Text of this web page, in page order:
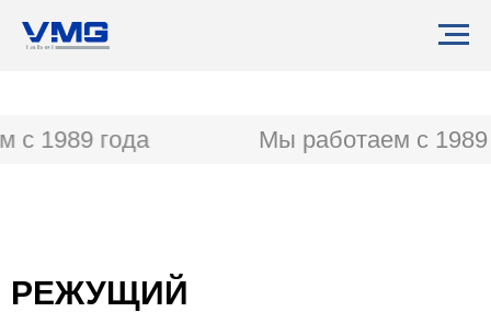
1989 года Мы работаем с 1989
РЕЖУЩИЙ